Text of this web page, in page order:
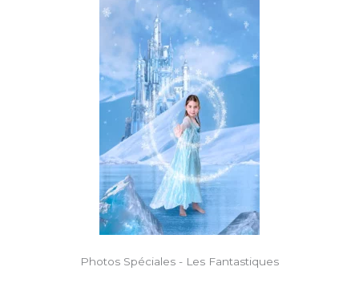
Photos Spéciales - Les Fantastiques